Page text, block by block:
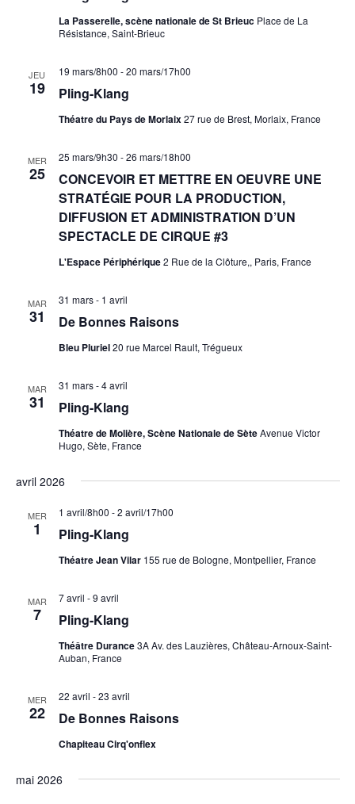
La Passerelle, scène nationale de St Brieuc Place de La
Résistance, Saint-Brieuc
JEU
19 Pling-Klang
19 mars/8h00 -20 mars/17h00
Théatre du Pays de Morlaix27 rue de Brest, Morlaix, France
MER
25
CONCEVOIR ET METTRE EN OEUVRE UNE
STRATÉGIE POUR LA PRODUCTION,
DIFFUSION ET ADMINISTRATION D’UN
SPECTACLE DE CIRQUE #3
25 mars/9h30 -26 mars/18h00
L'Espace Périphérique2 Rue de la Clôture,, Paris, France
MAR
31 De Bonnes Raisons
31 mars- 1 avril
Bleu Pluriel20 rue Marcel Rault, Trégueux
MAR
31 Pling-Klang
31 mars-4 avril
Théatre de Molière, Scène Nationale de SèteAvenue Victor
Hugo, Sète, France
avril 2026
MER
1 Pling-Klang
1 avril/8h00 -2 avril/17h00
Théatre Jean Vilar 155 rue de Bologne, Montpellier, France
MAR
7 Pling-Klang
7 avril -9 avril
Théâtre Durance3A Av. des Lauzières, Château-Arnoux-Saint-
Auban, France
MER
22 De Bonnes Raisons
22 avril -23 avril
Chapiteau Cirq'onflex
mai 2026